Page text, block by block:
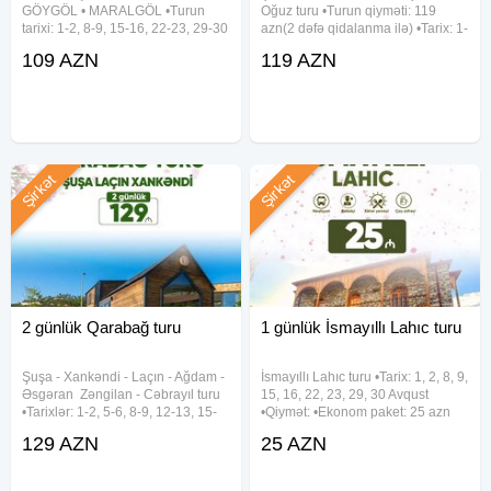
GÖYGÖL • MARALGÖL •Turun
tarixi: 1-2, 8-9, 15-16, 22-23, 29-30
✓Qiymətə daxildir: ➠ Vıp nəqliyyat
109 AZN
Oğuz turu •Turun qiyməti: 119
azn(2 dəfə qidalanma ilə) •Tarix: 1-
✓Qiymətə daxildir: • Komfortlu
119 AZN
2 günlük Qarabağ turu
Şuşa ︎- Xankəndi ︎- Laçın ︎- Ağdam ︎-
Əsgəran ︎ Zəngilan ︎- Cəbrayıl turu
•Tarixlər: 1-2, 5-6, 8-9, 12-13, 15-
Avqust •Qiymətlər: ✓Laçında
Şirkət
129 AZN
1 günlük İsmayıllı Lahıc turu
İsmayıllı Lahıc turu •Tarix: 1, 2, 8, 9,
15, 16, 22, 23, 29, 30 Avqust
•Qiymət: •Ekonom paket: 25 azn
daxildir: •Nəqliyyat xidməti
Şirkət
25 AZN